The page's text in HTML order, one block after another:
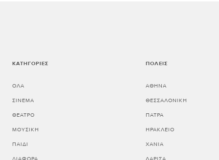
ΚΑΤΗΓΟΡΊΕΣ
ΌΛΑ
ΣΙΝΕΜΆ
ΘΈΑΤΡΟ
ΜΟΥΣΙΚΉ
ΠΑΙΔΊ
ΔΙΆΦΟΡΑ
ΠΌΛΕΙΣ
ΑΘΗΝΑ
ΘΕΣΣΑΛΟΝΙΚΗ
ΠΑΤΡΑ
ΗΡΑΚΛΕΙΟ
ΧΑΝΙΑ
ΛΑΡΙΣΑ